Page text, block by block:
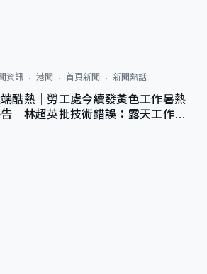
資訊 港聞 首頁新聞 新聞熱話
酷熱｜勞工處今續發黃色工作暑熱
告 林超英批技術錯誤：露天工作不